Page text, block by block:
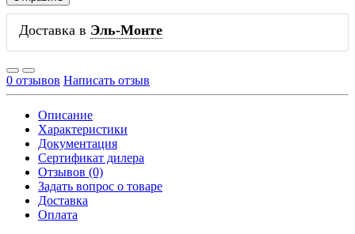
Доставка в Эль-Монте
0 отзывов Написать отзыв
Описание
Характеристики
Документация
Сертификат дилера
Отзывов (0)
Задать вопрос о товаре
Доставка
Оплата